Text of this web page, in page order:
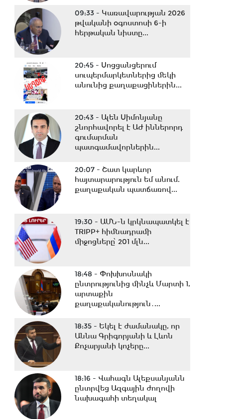
09:33 - Կառավարության 2026
թվականի օգոստոսի 6-ի
հերթական նիստը...
20:45 - Սոցցանցերում
սուպերմարկետներից մեկի
անունից քաղաքացիներին...
20:43 - Ալեն Սիմոնյանը
շնորհավորել է ԱԺ իններորդ
գումարման
պատգամավորներին...
20:07 - Շատ կարևոր
հայտարարություն եմ անում.
քաղաքական պատճառով...
19:30 - ԱՄՆ-ն կրկնապատկել է
TRIPP+ հիմնադրամի
միջոցները՝ 201 մլն...
18:48 - Փոխխոսնակի
ընտրությունից մինչև Մարտի 1,
արտաքին
քաղաքականություն․...
18:35 - Եկել է ժամանակը, որ
Աննա Գրիգորյանի և Լևոն
Քոչարյանի կոչերը...
18:16 - Վահագն Ալեքսանյանն
ընտրվեց Ազգային ժողովի
նախագահի տեղակալ